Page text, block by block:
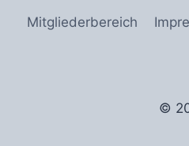
Mitgliederbereich
©